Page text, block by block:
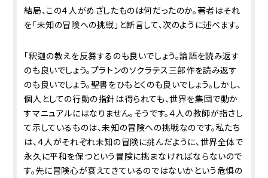
結局、この４人がめざしたものは何だったのか。著者はそれ
を「未知の冒険への挑戦」と断言して、次のように述べます。
「釈迦の教えを反芻するのも良いでしょう。論語を読み返す
のも良いでしょう。プラトンのソクラテス三部作を読み返す
のも良いでしょう。聖書をひもとくのも良いでしょう。しかし、
個人としての行動の指針は得られても、世界を集団で動か
すマニュアルにはなりません。そうです。４人の教師が指さし
て示しているものは、未知の冒険への挑戦なのです。私たち
は、４人がそれぞれ未知の冒険に挑んだように、世界全体で
永久に平和を保つという冒険に挑まなければならないので
す。先に冒険心が衰えてきているのではないかという危惧の